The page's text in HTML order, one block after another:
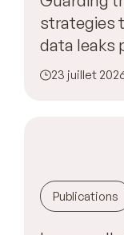
strategies
data leaks
23 juillet
Publications